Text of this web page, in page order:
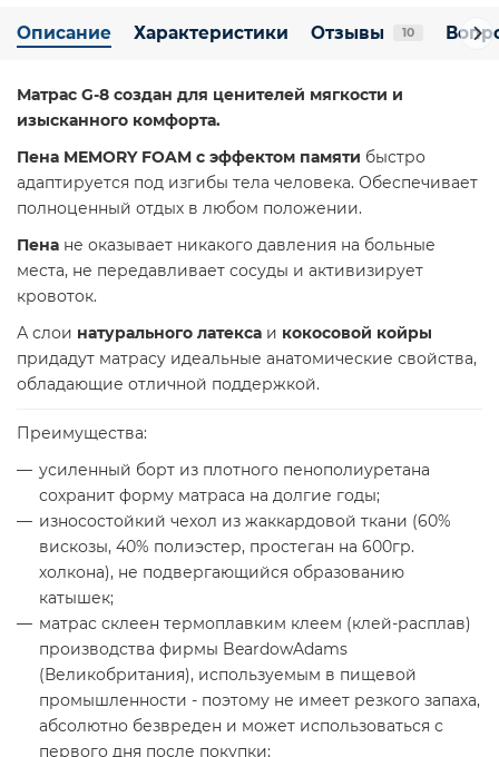
Описание Характеристики Отзывы 10
Матрас G-8 создан для ценителей мягкости и
изысканного комфорта.
Пена MEMORY FOAM с эффектом памяти быстро
адаптируется под изгибы тела человека. Обеспечивает
полноценный отдых в любом положении.
Пена не оказывает никакого давления на больные
места, не передавливает сосуды и активизирует
кровоток.
А слои натурального латекса и кокосовой койры
придадут матрасу идеальные анатомические свойства,
обладающие отличной поддержкой.
Преимущества:
усиленный борт из плотного пенополиуретана
сохранит форму матраса на долгие годы;
износостойкий чехол из жаккардовой ткани (60%
вискозы, 40% полиэстер, простеган на 600гр.
холкона), не подвергающийся образованию
катышек;
матрас склеен термоплавким клеем (клей-расплав)
производства фирмы BeardowAdams
(Великобритания), используемым в пищевой
промышленности - поэтому не имеет резкого запаха,
абсолютно безвреден и может использоваться с
первого дня после покупки;